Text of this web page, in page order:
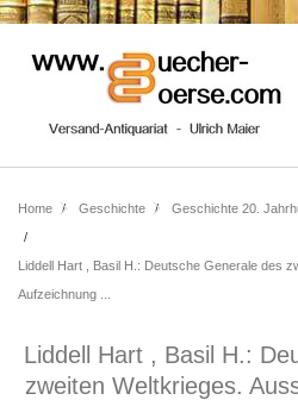
Home Geschichte Geschichte 20.
Liddell Hart , Basil H.: Deutsche Generale des
Aufzeichnung ...
Liddell Hart , Basil H.:
zweiten Weltkrieges.